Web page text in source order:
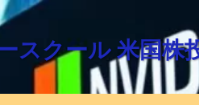
スクール 米国株